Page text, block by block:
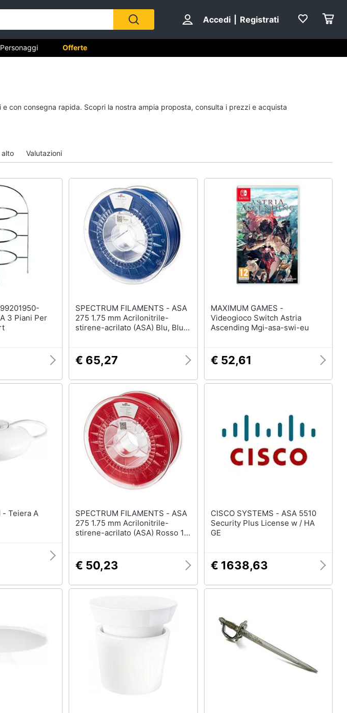
Accedi Registrati
Musica Jazz
Vedi tutti
Barbara D'Urso
Vedi tutti
Personaggi Offerte
con consegna rapida. Scopri la nostra ampia proposta, consulta i prezzi e acquista
alto Valutazioni
3 Piani Per
SPECTRUM FILAMENTS - ASA
275 1.75 mm Acrilonitrile-
stirene-acrilato (ASA) Blu, Blu
€ 65,27
MAXIMUM GAMES -
Videogioco Switch Astria
Ascending Mgi-asa-swi-eu
€ 52,61
A
SPECTRUM FILAMENTS - ASA
275 1.75 mm Acrilonitrile-
stirene-acrilato (ASA) Rosso 1
€ 50,23
CISCO SYSTEMS - ASA 5510
Security Plus License w / HA
GE
€ 1638,63